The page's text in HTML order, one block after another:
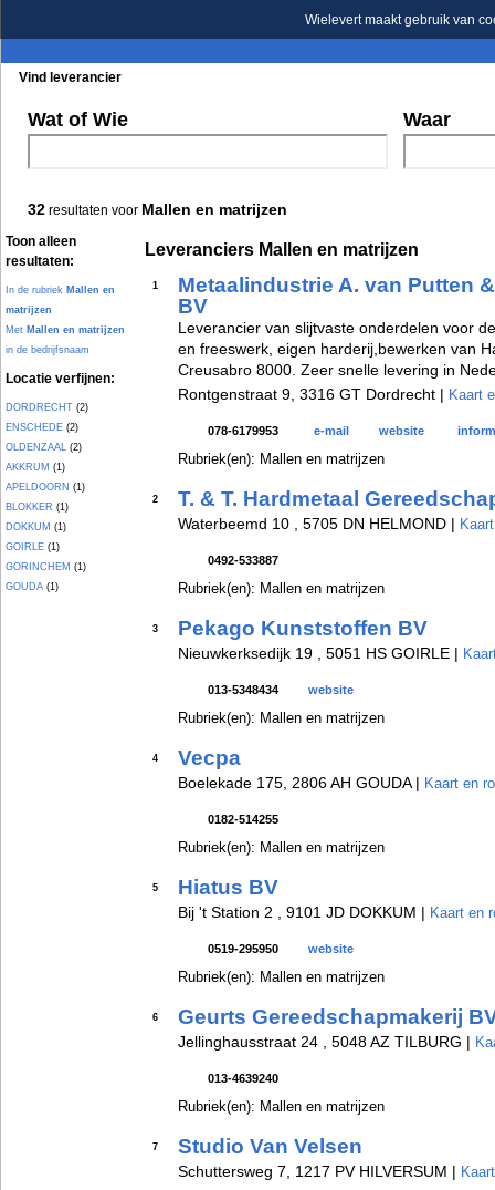
Wielevert maakt gebruik van
Vind leverancier
Wat of Wie Waar
32 resultaten voor Mallen en matrijzen
Toon alleen
resultaten:
In de rubriek Mallen en
matrijzen
Met Mallen en matrijzen
in de bedrijfsnaam
Locatie verfijnen:
DORDRECHT (2)
ENSCHEDE (2)
OLDENZAAL (2)
AKKRUM (1)
APELDOORN (1)
BLOKKER (1)
DOKKUM (1)
GOIRLE (1)
GORINCHEM (1)
GOUDA (1)
Leveranciers Mallen en matrijzen
1
Metaalindustrie A. van Putten
BV
Leverancier van slijtvaste onderdelen voor
en freeswerk, eigen harderij,bewerken van
Creusabro 8000. Zeer snelle levering in
Rontgenstraat 9, 3316 GT Dordrecht | Kaart
078-6179953 e-mail website
Rubriek(en): Mallen en matrijzen
2 T. & T. Hardmetaal
Waterbeemd 10 , 5705 DN HELMOND |
0492-533887
Rubriek(en): Mallen en matrijzen
3 Pekago Kunststoffen BV
Nieuwkerksedijk 19 , 5051 HS GOIRLE |
013-5348434 website
Rubriek(en): Mallen en matrijzen
4 Vecpa
Boelekade 175, 2806 AH GOUDA | Kaart en
0182-514255
Rubriek(en): Mallen en matrijzen
5 Hiatus BV
Bij 't Station 2 , 9101 JD DOKKUM | Kaart en
0519-295950 website
Rubriek(en): Mallen en matrijzen
6 Geurts Gereedschapmakerij
Jellinghausstraat 24 , 5048 AZ TILBURG |
013-4639240
Rubriek(en): Mallen en matrijzen
7 Studio Van Velsen
Schuttersweg 7, 1217 PV HILVERSUM |